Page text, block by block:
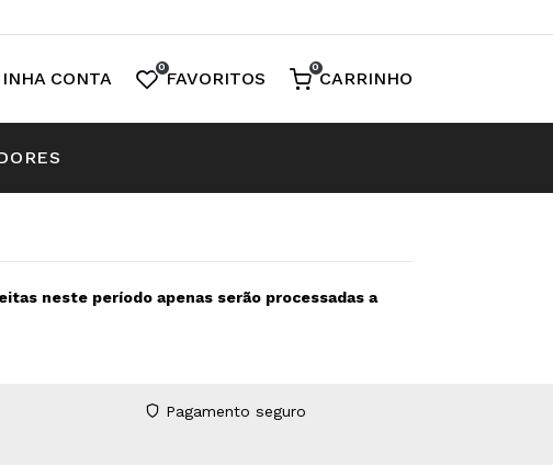
CONTA
0
FAVORITOS
0
CARRINHO
neste período apenas serão processadas a
Pagamento seguro